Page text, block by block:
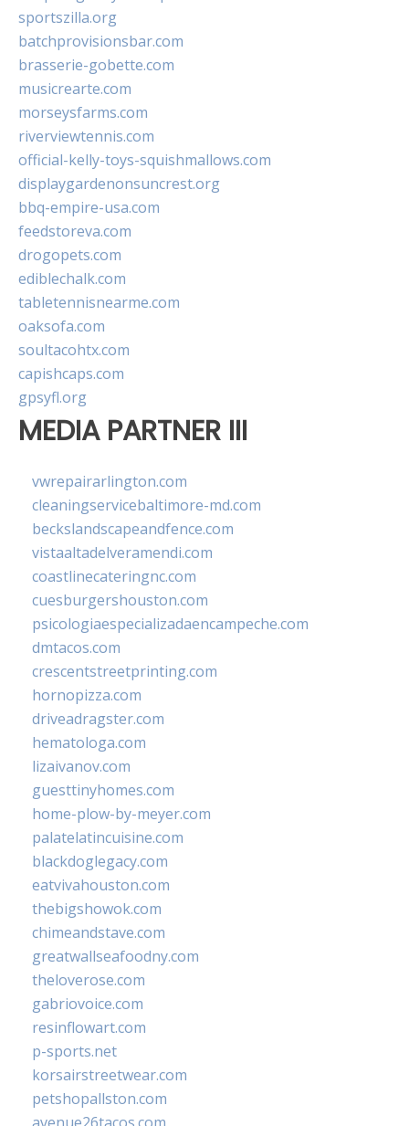
sportszilla.org
batchprovisionsbar.com
brasserie-gobette.com
musicrearte.com
morseysfarms.com
riverviewtennis.com
official-kelly-toys-squishmallows.com
displaygardenonsuncrest.org
bbq-empire-usa.com
feedstoreva.com
drogopets.com
ediblechalk.com
tabletennisnearme.com
oaksofa.com
soultacohtx.com
capishcaps.com
gpsyfl.org
MEDIA PARTNER III
vwrepairarlington.com
cleaningservicebaltimore-md.com
beckslandscapeandfence.com
vistaaltadelveramendi.com
coastlinecateringnc.com
cuesburgershouston.com
psicologiaespecializadaencampeche.com
dmtacos.com
crescentstreetprinting.com
hornopizza.com
driveadragster.com
hematologa.com
lizaivanov.com
guesttinyhomes.com
home-plow-by-meyer.com
palatelatincuisine.com
blackdoglegacy.com
eatvivahouston.com
thebigshowok.com
chimeandstave.com
greatwallseafoodny.com
theloverose.com
gabriovoice.com
resinflowart.com
p-sports.net
korsairstreetwear.com
petshopallston.com